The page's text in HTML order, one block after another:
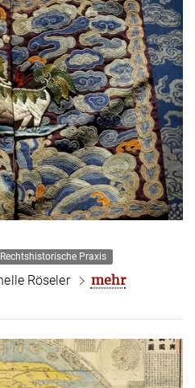
Rechtshistorische Praxis
Röseler mehr